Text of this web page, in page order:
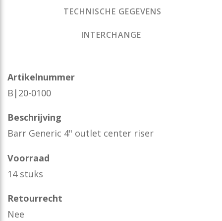
TECHNISCHE GEGEVENS
INTERCHANGE
Artikelnummer
B|20-0100
Beschrijving
Barr Generic 4" outlet center riser
Voorraad
14 stuks
Retourrecht
Nee